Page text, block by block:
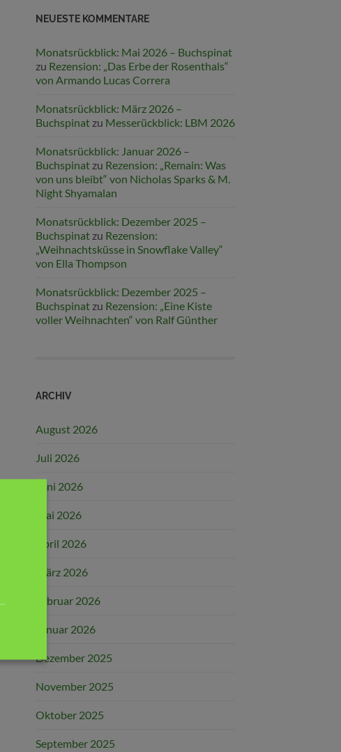
NEUESTE KOMMENTARE
Monatsrückblick: Mai 2026 – Buchspinat
zu Rezension: „Das Erbe der Rosenthals“
von Armando Lucas Correra
Monatsrückblick: März 2026 –
Buchspinat zu Messerückblick: LBM 2026
Monatsrückblick: Januar 2026 –
Buchspinat zu Rezension: „Remain: Was
von uns bleibt“ von Nicholas Sparks & M.
Night Shyamalan
Monatsrückblick: Dezember 2025 –
Buchspinat zu Rezension:
„Weihnachtsküsse in Snowflake Valley“
von Ella Thompson
Monatsrückblick: Dezember 2025 –
Buchspinat zu Rezension: „Eine Kiste
voller Weihnachten“ von Ralf Günther
ARCHIV
August 2026
Juli 2026
Juni 2026
Mai 2026
April 2026
März 2026
Februar 2026
Januar 2026
Dezember 2025
November 2025
Oktober 2025
September 2025